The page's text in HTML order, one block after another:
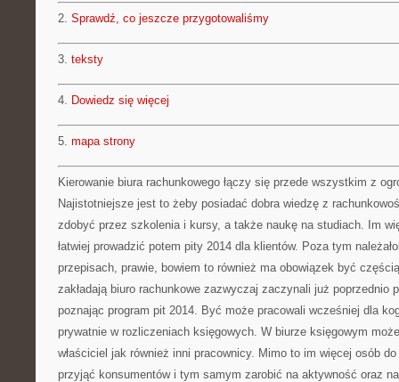
2. Sprawdź, co jeszcze przygotowaliśmy
3. teksty
4. Dowiedz się więcej
5. mapa strony
Kierowanie biura rachunkowego łączy się przede wszystkim z
Najistotniejsze jest to żeby posiadać dobra wiedzę z
zdobyć przez szkolenia i kursy, a także naukę na studiach. Im
łatwiej prowadzić potem pity 2014 dla klientów. Poza tym
przepisach, prawie, bowiem to również ma obowiązek być
zakładają biuro rachunkowe zazwyczaj zaczynali już poprzednio
poznając program pit 2014. Być może pracowali wcześniej dla
prywatnie w rozliczeniach księgowych. W biurze księgowym
właściciel jak również inni pracownicy. Mimo to im więcej osób
przyjąć konsumentów i tym samym zarobić na aktywność oraz